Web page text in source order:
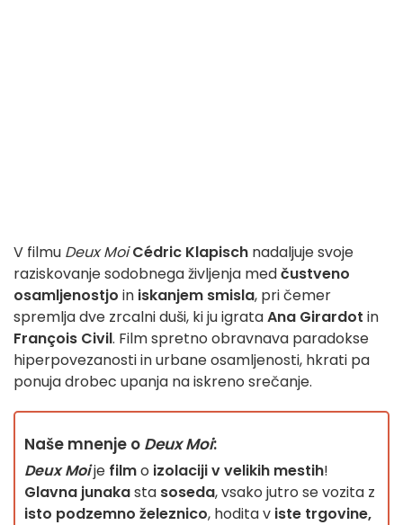
V filmu Deux Moi Cédric Klapisch nadaljuje svoje
raziskovanje sodobnega življenja medčustveno
osamljenostjo in iskanjem smisla, pri čemer
spremlja dve zrcalni duši, ki ju igrataAna Girardot in
François Civil. Film spretno obravnava paradokse
hiperpovezanosti in urbane osamljenosti, hkrati pa
ponuja drobec upanja na iskreno srečanje.
Naše mnenje o Deux Moi:
Deux Moije filmo izolaciji v velikih mestih!
Glavna junakasta soseda, vsako jutro se vozita z
isto podzemno železnico, hodita v iste trgovine,